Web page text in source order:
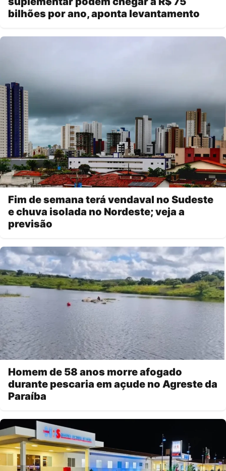
bilhões por ano, aponta levantamento
Fim de semana terá vendaval no Sudeste
e chuva isolada no Nordeste; veja a
previsão
Homem de 58 anos morre afogado
durante pescaria em açude no Agreste da
Paraíba